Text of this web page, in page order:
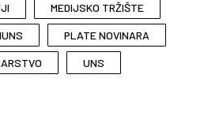
MEDIJSKO TRŽIŠTE
PLATE NOVINARA
UNS